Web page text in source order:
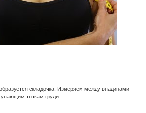
складочка. Измеряем между впадинами
точкам груди